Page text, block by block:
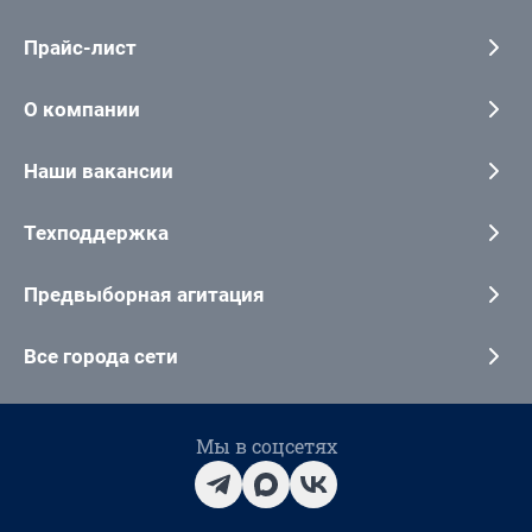
Прайс-лист
О компании
Наши вакансии
Техподдержка
Предвыборная агитация
Все города сети
Мы в соцсетях